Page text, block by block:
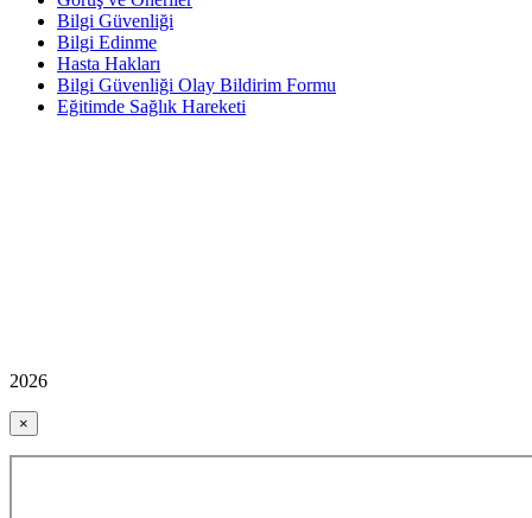
Bilgi Güvenliği
Bilgi Edinme
Hasta Hakları
Bilgi Güvenliği Olay Bildirim Formu
Eğitimde Sağlık Hareketi
2026
×